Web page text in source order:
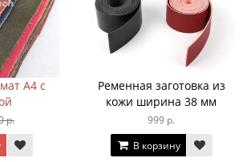
A4 с
р.
Ременная заготовка из
кожи ширина 38 мм
999 р.
В корзину